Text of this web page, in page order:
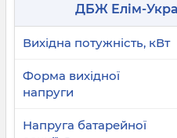
ДБЖ Елім-